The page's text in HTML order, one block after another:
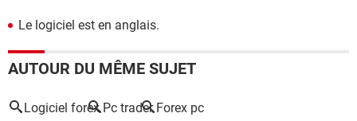
Le logiciel est en anglais.
AUTOUR DU MÊME SUJET
Logiciel forex Pc trader Forex pc